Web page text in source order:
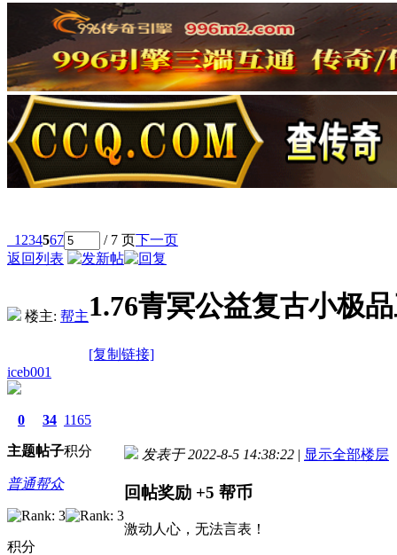
1 234567 / 7 页下一页
返回列表
楼主: 帮主1.76青冥公益复古小极
[复制链接]
iceb001
0
主题
34
帖子
1165
积分
普通帮众
积分
发表于 2022-8-5 14:38:22 | 显示全部楼层
回帖奖励 +5 帮币
激动人心，无法言表！